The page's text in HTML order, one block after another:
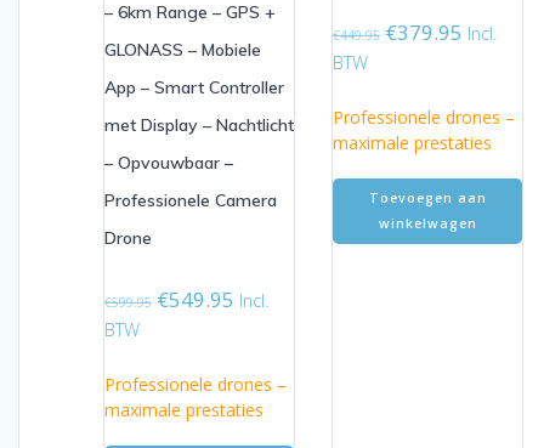
– 6km Range – GPS +
GLONASS – Mobiele
App – Smart Controller
met Display – Nachtlicht
– Opvouwbaar –
Professionele Camera
Drone
€599.95 Oorspronkelijke
€599.95.
€549.95 Huidige
€549.95.
Incl.
BTW
Professionele drones –
maximale prestaties
€449.95 Oorspronkelijke
€449.95.
€379.95 Huidige
€379.95.
Incl.
BTW
Professionele drones –
maximale prestaties
Toevoegen aan
winkelwagen